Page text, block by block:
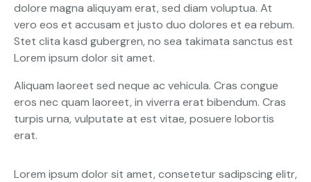
dolore magna aliquyam erat, sed diam voluptua. At
vero eos et accusam et justo duo dolores et ea rebum.
Stet clita kasd gubergren, no sea takimata sanctus est
Lorem ipsum dolor sit amet.
Aliquam laoreet sed neque ac vehicula. Cras congue
eros nec quam laoreet, in viverra erat bibendum. Cras
turpis urna, vulputate at est vitae, posuere lobortis
erat.
Lorem ipsum dolor sit amet, consetetur sadipscing elitr,